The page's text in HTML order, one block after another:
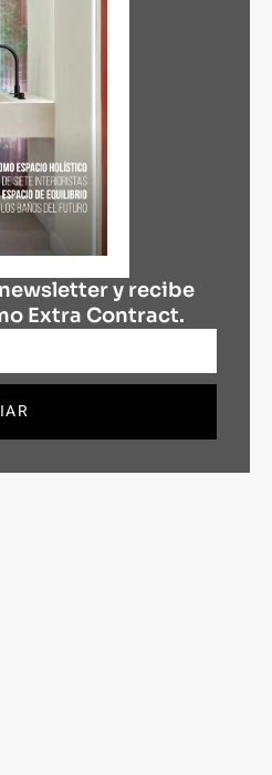
y recibe
Extra Contract.